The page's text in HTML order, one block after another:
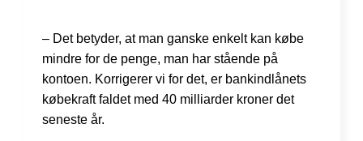
– Det betyder, at man ganske enkelt kan købe
mindre for de penge, man har stående på
kontoen. Korrigerer vi for det, er bankindlånets
købekraft faldet med 40 milliarder kroner det
seneste år.